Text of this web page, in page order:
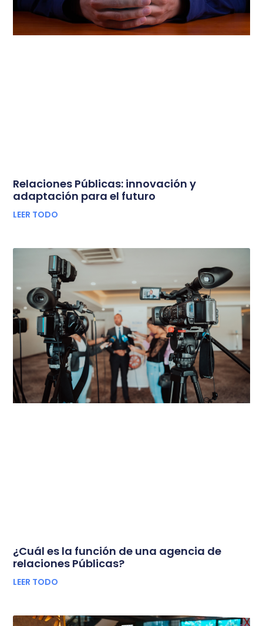
Relaciones Públicas: innovación y
adaptación para el futuro
LEER TODO
¿Cuál es la función de una agencia de
relaciones Públicas?
LEER TODO